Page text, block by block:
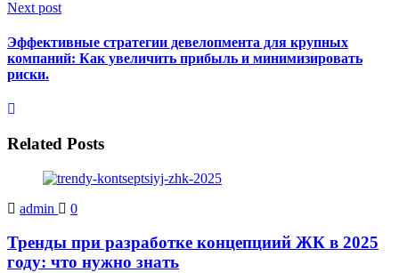
Next post
Эффективные стратегии девелопмента для крупных
компаний: Как увеличить прибыль и минимизировать
риски.
Related Posts
admin 0
Тренды при разработке концепциий ЖК в 2025
году: что нужно знать